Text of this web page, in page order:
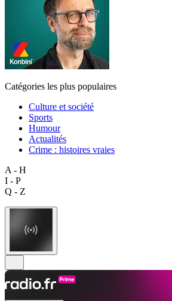
Catégories les plus populaires
Culture et société
Sports
Humour
Actualités
Crime : histoires vraies
A - H
I - P
Q - Z